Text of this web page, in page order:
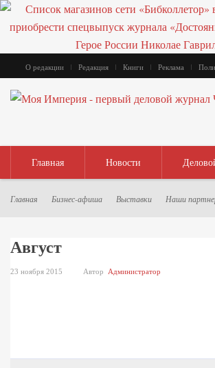
О редакции Редакция Книги Реклама
Главная Новости
Главная Бизнес-афиша Выставки Наши
Август
23 ноября 2015 Автор Администратор